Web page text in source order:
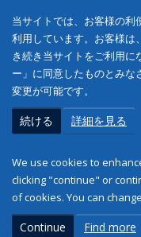
当サイトでは、お客様の
利用しています。お客様は
き続き当サイトをご利用
ー」に同意したものとみな
変更が可能です。
続ける 詳細を見る
We use cookies to
clicking "continue" or
of cookies. You can
Continue Find more